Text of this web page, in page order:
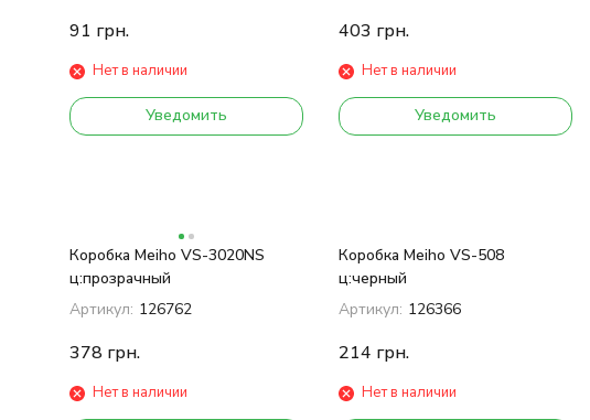
91 грн.
Нет в наличии
Уведомить
403 грн.
Нет в наличии
Уведомить
Коробка Meiho VS-3020NS
ц:прозрачный
Артикул: 126762
378 грн.
Нет в наличии
Коробка Meiho VS-508
ц:черный
Артикул: 126366
214 грн.
Нет в наличии